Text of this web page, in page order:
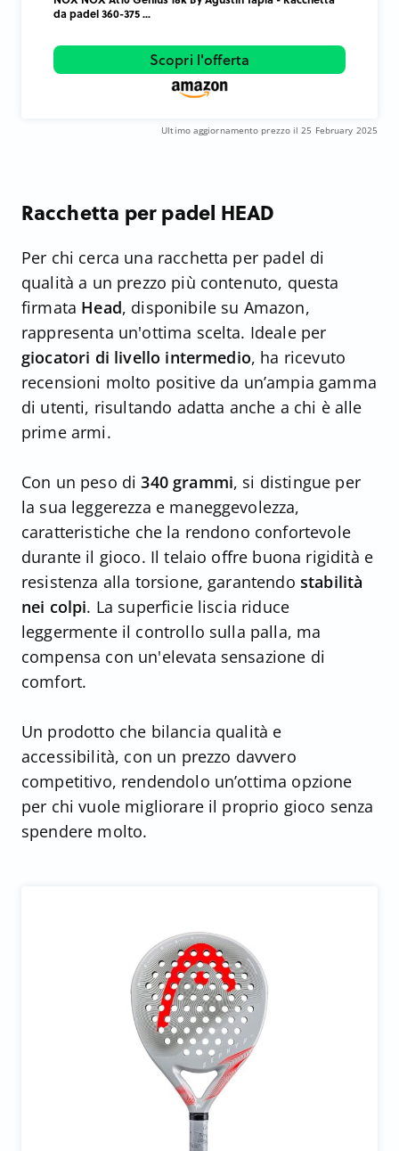
da padel 360-375 ...
Scopri l'offerta
Ultimo aggiornamento prezzo il 25 February 2025
Racchetta per padel HEAD
Per chi cerca una racchetta per padel di
qualità a un prezzo più contenuto, questa
firmata Head, disponibile su Amazon,
rappresenta un'ottima scelta. Ideale per
giocatori di livello intermedio, ha ricevuto
recensioni molto positive da un’ampia gamma
di utenti, risultando adatta anche a chi è alle
prime armi.
Con un peso di 340 grammi, si distingue per
la sua leggerezza e maneggevolezza,
caratteristiche che la rendono confortevole
durante il gioco. Il telaio offre buona rigidità e
resistenza alla torsione, garantendo stabilità
nei colpi. La superficie liscia riduce
leggermente il controllo sulla palla, ma
compensa con un'elevata sensazione di
comfort.
Un prodotto che bilancia qualità e
accessibilità, con un prezzo davvero
competitivo, rendendolo un’ottima opzione
per chi vuole migliorare il proprio gioco senza
spendere molto.